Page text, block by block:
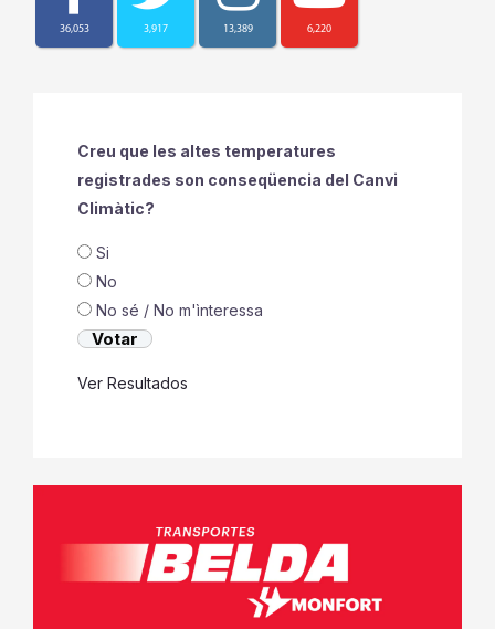
36,053 3,917 13,389 6,220
Creu que les altes temperatures
registrades son conseqüencia del Canvi
Climàtic?
Si
No
No sé / No m'ìnteressa
Ver Resultados